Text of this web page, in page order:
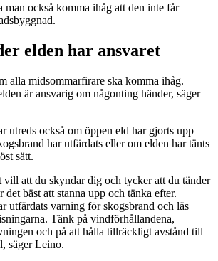
man också komma ihåg att den inte får
elden har ansvaret
alla midsommarfirare ska komma ihåg.
är ansvarig om någonting händer, säger
utreds också om öppen eld har gjorts upp
har utfärdats eller om elden har tänts
sätt.
vill att du skyndar dig och tycker att du tänder
det bäst att stanna upp och tänka efter.
utfärdats varning för skogsbrand och läs
Tänk på vindförhållandena,
och på att hålla tillräckligt avstånd till
säger Leino.